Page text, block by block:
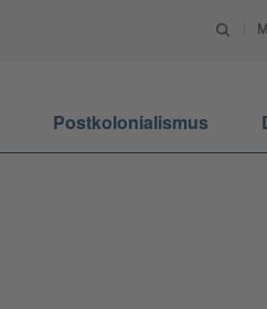
Postkolonialismus